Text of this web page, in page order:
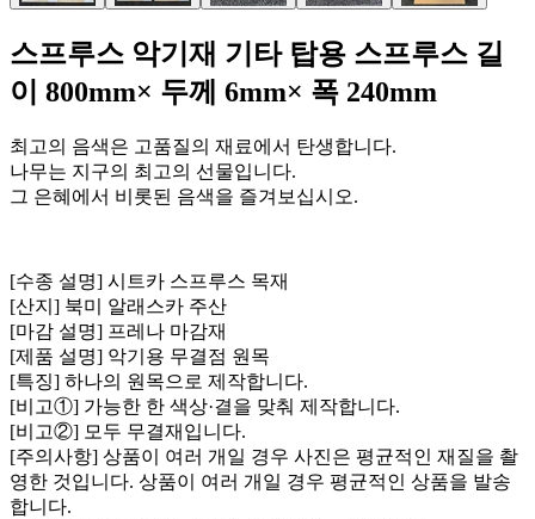
스프루스 악기재 기타 탑용 스프루스 길
이 800mm× 두께 6mm× 폭 240mm
최고의 음색은 고품질의 재료에서 탄생합니다.
나무는 지구의 최고의 선물입니다.
그 은혜에서 비롯된 음색을 즐겨보십시오.
[수종 설명] 시트카 스프루스 목재
[산지] 북미 알래스카 주산
[마감 설명] 프레나 마감재
[제품 설명] 악기용 무결점 원목
[특징] 하나의 원목으로 제작합니다.
[비고①] 가능한 한 색상·결을 맞춰 제작합니다.
[비고②] 모두 무결재입니다.
[주의사항] 상품이 여러 개일 경우 사진은 평균적인 재질을 촬
영한 것입니다. 상품이 여러 개일 경우 평균적인 상품을 발송
합니다.